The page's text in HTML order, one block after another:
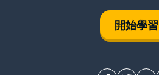
開始學習